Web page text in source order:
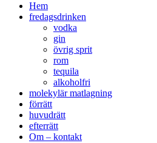
Hem
fredagsdrinken
vodka
gin
övrig sprit
rom
tequila
alkoholfri
molekylär matlagning
förrätt
huvudrätt
efterrätt
Om – kontakt